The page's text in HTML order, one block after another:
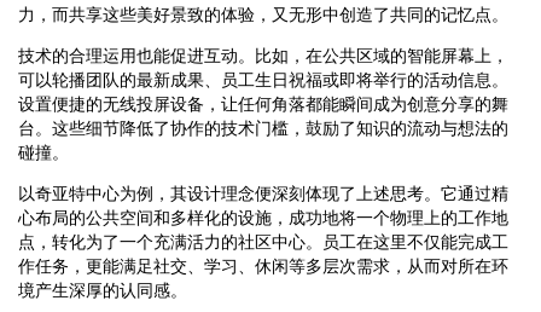
力，而共享这些美好景致的体验，又无形中创造了共同的记忆点。
技术的合理运用也能促进互动。比如，在公共区域的智能屏幕上，
可以轮播团队的最新成果、员工生日祝福或即将举行的活动信息。
设置便捷的无线投屏设备，让任何角落都能瞬间成为创意分享的舞
台。这些细节降低了协作的技术门槛，鼓励了知识的流动与想法的
碰撞。
以奇亚特中心为例，其设计理念便深刻体现了上述思考。它通过精
心布局的公共空间和多样化的设施，成功地将一个物理上的工作地
点，转化为了一个充满活力的社区中心。员工在这里不仅能完成工
作任务，更能满足社交、学习、休闲等多层次需求，从而对所在环
境产生深厚的认同感。